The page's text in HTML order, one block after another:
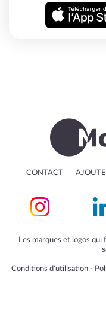
CONTACT
Les marques et logos
Conditions d'utilisation‐